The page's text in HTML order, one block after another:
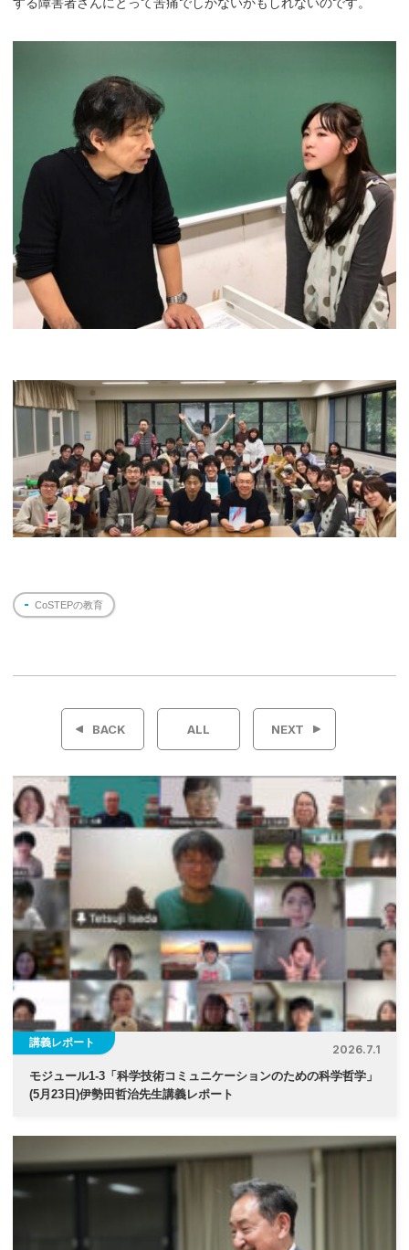
CoSTEPの教育
投
ビ
ゲ
ー
シ
ョ
ン
BACK ALL NEXT
講義レポート
2026.7.1
モジュール1-3「科学技術コミュニケーションのための科学哲学」
(5月23日)伊勢⽥哲治先生講義レポート